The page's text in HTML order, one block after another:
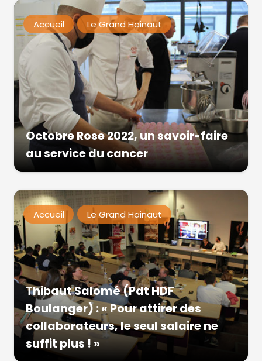
Accueil Le Grand Hainaut
Octobre Rose 2022, un savoir-faire
au service du cancer
Accueil Le Grand Hainaut
Thibaut Salomé (Pdt HDF
Boulanger) : « Pour attirer des
collaborateurs, le seul salaire ne
suffit plus ! »